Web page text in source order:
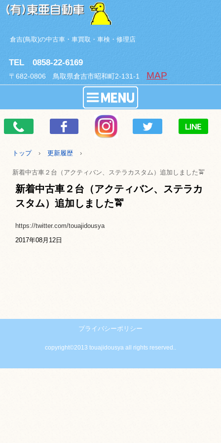
倉吉(鳥取)の中古車・車買取・車検・修理店
TEL 0858-22-6169
〒682-0806 鳥取県倉吉市昭和町2-131-1 MAP
トップ › 更新履歴 ›
新着中古車２台（アクティバン、ステラカスタム）追加しました🚖
新着中古車２台（アクティバン、ステラカ
スタム）追加しました🚖
https://twitter.com/touajidousya
2017年08月12日
プライバシーポリシー
copyright©2013 touajidousya all rights reserved..